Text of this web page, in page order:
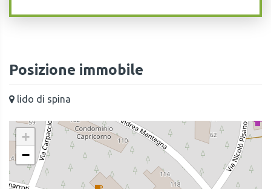
Posizione immobile
lido di spina
+
−